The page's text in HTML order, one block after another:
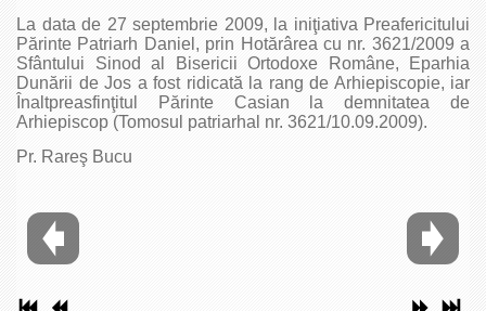
La data de 27 septembrie 2009, la iniţiativa Preafericitului
Părinte Patriarh Daniel, prin Hotărârea cu nr. 3621/2009 a
Sfântului Sinod al Bisericii Ortodoxe Române, Eparhia
Dunării de Jos a fost ridicată la rang de Arhiepiscopie, iar
Înaltpreasfinţitul Părinte Casian la demnitatea de
Arhiepiscop (Tomosul patriarhal nr. 3621/10.09.2009).
Pr. Rareş Bucu